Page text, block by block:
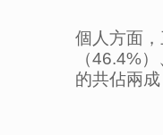
個人方面
（46.4%
的共佔兩